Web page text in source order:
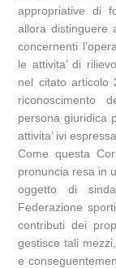
appropriative di
allora distinguere
concernenti
le attivita’ di
nel citato articolo
riconoscimento
persona giuridica
attivita’ ivi
Come questa
pronuncia resa in
oggetto di
Federazione
contributi dei
gestisce tali mezzi,
e